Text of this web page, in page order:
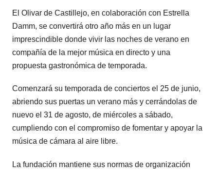
El Olivar de Castillejo, en colaboración con Estrella
Damm, se convertirá otro año más en un lugar
imprescindible donde vivir las noches de verano en
compañía de la mejor música en directo y una
propuesta gastronómica de temporada.
Comenzará su temporada de conciertos el 25 de junio,
abriendo sus puertas un verano más y cerrándolas de
nuevo el 31 de agosto, de miércoles a sábado,
cumpliendo con el compromiso de fomentar y apoyar la
música de cámara al aire libre.
La fundación mantiene sus normas de organización